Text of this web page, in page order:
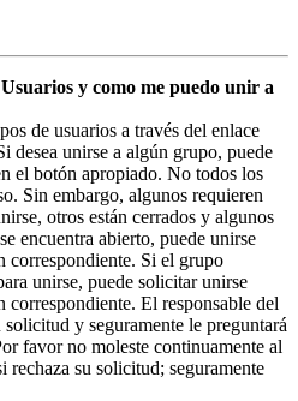
y como me puedo unir a
de usuarios a través del enlace
desea unirse a algún grupo, puede
el botón apropiado. No todos los
Sin embargo, algunos requieren
otros están cerrados y algunos
encuentra abierto, puede unirse
correspondiente. Si el grupo
unirse, puede solicitar unirse
correspondiente. El responsable del
y seguramente le preguntará
favor no moleste continuamente al
rechaza su solicitud; seguramente